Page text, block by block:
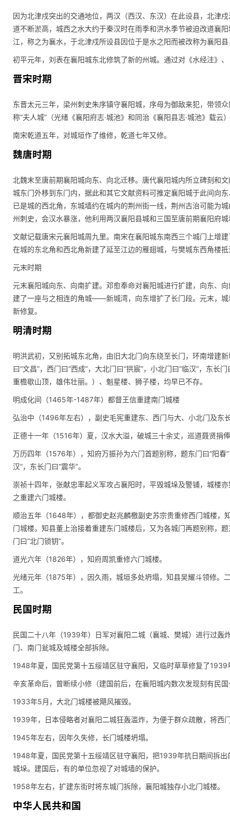
因为北津戍突出的交通地位，两汉（西汉、东汉）在此设县，北津
道不断淤高，城西之水大约于秦汉时在雨季和洪水季节被迫改道襄
江，称之为襄水，于北津戍所设县因位于是水之阳而被改称为襄阳
初平元年，刘表在襄阳城东北修筑了新的州城。通过对《水经注》
晋宋时期
东晋太元三年，梁州刺史朱序镇守襄阳城，序母为御敌来犯，带领
称“夫人城”（光绪《襄阳府志·城池》和同治《襄阳县志·城池》载云
南宋乾道五年，对城垣作了维修，乾道七年又修。
魏唐时期
北魏末至唐前期襄阳城向东、向北迁移。唐代襄阳城内所立碑刻和
城东门外移到东门内，据此和其它文献资料可推定襄阳城于此间向
已是城的西北角，东城墙约在城内的荆州街一线，荆州古治可能为
州刺史，会汉水暴涨，他利用两汉襄阳县城和三国至唐前期襄阳府
文献记载唐宋元襄阳城周九里。南宋在襄阳城东南西三个城门上增
在城的东北角和西北角新建了延至江边的雁翅城，与樊城东西角楼
元末时期
元末襄阳城向东、向南扩建。邓愈奉命对襄阳城进行扩建，向东、
建了一座与之相连的角城——新城湾，向东增扩了长门段。元末，
新修复。
明清时期
明洪武初，又别拓城东北角，由旧大北门向东绕至长门，环南增建
曰“文昌”，西门曰“西成”，大北门曰“拱宸”，小北门曰“临汉”，东
重檐歇山顶，雄伟壮丽。）、魁星楼、狮子楼，均早已不存。
明成化间（1465年-1487年）都督王信重建南门城楼
弘治中（1496年左右），副史毛宪重建东、西门与大、小北门及东
正德十一年（1516年）夏，汉水大溢，破城三十余丈，巡道聂贤捐
万历四年（1576年），知府万振孙为六门首题别称，题东门曰“阳春
汉”，东长门曰“震华”。
崇祯十四年，张献忠率起义军攻占襄阳时，平毁城垛及警铺，城楼
之重建六门城楼。
顺治五年（1648年），都御史赵兆麟檄副史苏宗贵重修西门城楼
门城楼。知县董上治接着重建东门城楼后，又为各城门再题别称，
门曰“北门锁钥”。
道光六年（1826年），知府周凯重修六门城楼。
光绪元年（1875年），因久雨，城垣多处坍塌，知县吴耀斗领修。
工。
民国时期
民国二十八年（1939年）日军对襄阳二城（襄城、樊城）进行过轰
门、南门瓮城及城楼全部拆除。
1948年夏，国民党第十五绥靖区驻守襄阳，又临时草草修复了
辛亥革命后，曾断续小修（建国前后，在襄阳城内数次发现刻有民
1933年5月，大北门城楼被飓风摧毁。
1939年，日本侵略者对襄阳二城狂轰滥炸，为便于群众疏散，将西
1945年左右，因年久失修，长门城楼坍塌。
1948年夏，国民党第十五绥靖区驻守襄阳，把1939年抗日期间拆
城垛。建国后，有的单位忽视了对城墙的保护。
1958年左右，扩建东街时将东城门拆除，襄阳城独存小北门城楼。
中华人民共和国